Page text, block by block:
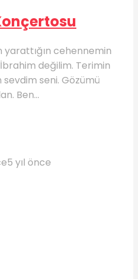
yarattığın cehennemin
değilim. Terimin
seni. Gözümü
Ben...
5 yıl önce